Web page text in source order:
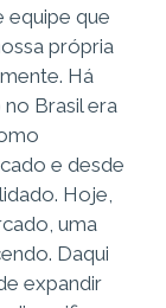
equipe que
própria
Há
Brasil era
e desde
Hoje,
uma
Daqui
expandir